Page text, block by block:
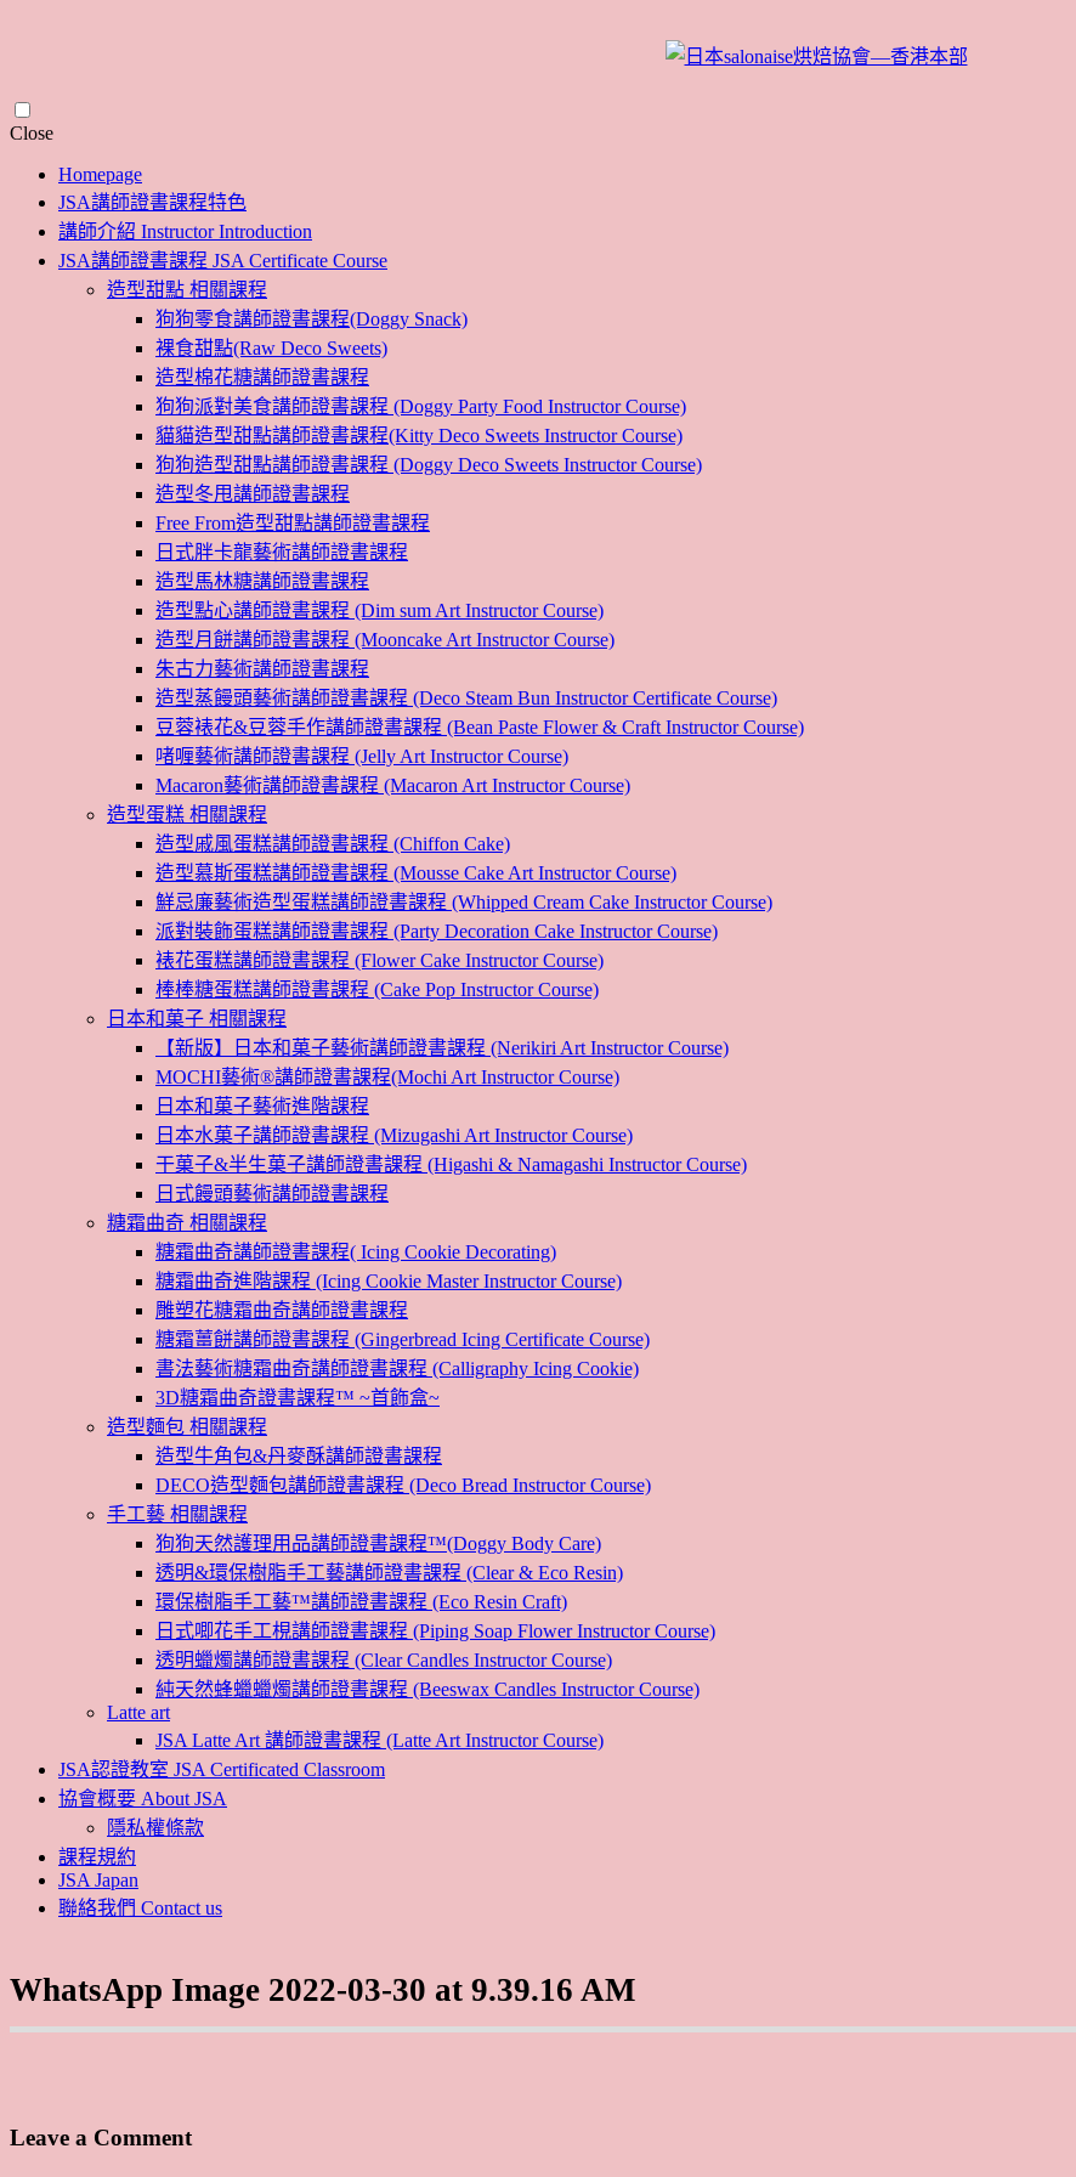
CloseSkip
content
Homepage
JSA講師證書課程特色
講師介紹 Instructor Introduction
JSA講師證書課程 JSA Certificate Course
造型甜點 相關課程
狗狗零食講師證書課程(Doggy Snack)
裸食甜點(Raw Deco Sweets)
造型棉花糖講師證書課程
狗狗派對美食講師證書課程 (Doggy Party Food Instructor Course)
貓貓造型甜點講師證書課程(Kitty Deco Sweets Instructor Course)
狗狗造型甜點講師證書課程 (Doggy Deco Sweets Instructor Course)
造型冬甩講師證書課程
Free From造型甜點講師證書課程
日式胖卡龍藝術講師證書課程
造型馬林糖講師證書課程
造型點心講師證書課程 (Dim sum Art Instructor Course)
造型月餅講師證書課程 (Mooncake Art Instructor Course)
朱古力藝術講師證書課程
造型蒸饅頭藝術講師證書課程 (Deco Steam Bun Instructor Certificate Course)
豆蓉裱花&豆蓉手作講師證書課程 (Bean Paste Flower & Craft Instructor Course)
啫喱藝術講師證書課程 (Jelly Art Instructor Course)
Macaron藝術講師證書課程 (Macaron Art Instructor Course)
造型蛋糕 相關課程
造型戚風蛋糕講師證書課程 (Chiffon Cake)
造型慕斯蛋糕講師證書課程 (Mousse Cake Art Instructor Course)
鮮忌廉藝術造型蛋糕講師證書課程 (Whipped Cream Cake Instructor Course)
派對裝飾蛋糕講師證書課程 (Party Decoration Cake Instructor Course)
裱花蛋糕講師證書課程 (Flower Cake Instructor Course)
棒棒糖蛋糕講師證書課程 (Cake Pop Instructor Course)
日本和菓子 相關課程
【新版】日本和菓子藝術講師證書課程 (Nerikiri Art Instructor Course)
MOCHI藝術®講師證書課程(Mochi Art Instructor Course)
日本和菓子藝術進階課程
日本水菓子講師證書課程 (Mizugashi Art Instructor Course)
干菓子&半生菓子講師證書課程 (Higashi & Namagashi Instructor Course)
日式饅頭藝術講師證書課程
糖霜曲奇 相關課程
糖霜曲奇講師證書課程( Icing Cookie Decorating)
糖霜曲奇進階課程 (Icing Cookie Master Instructor Course)
雕塑花糖霜曲奇講師證書課程
糖霜薑餅講師證書課程 (Gingerbread Icing Certificate Course)
書法藝術糖霜曲奇講師證書課程 (Calligraphy Icing Cookie)
3D糖霜曲奇證書課程™ ~首飾盒~
造型麵包 相關課程
造型牛角包&丹麥酥講師證書課程
DECO造型麵包講師證書課程 (Deco Bread Instructor Course)
手工藝 相關課程
狗狗天然護理用品講師證書課程™(Doggy Body Care)
透明&環保樹脂手工藝講師證書課程 (Clear & Eco Resin)
環保樹脂手工藝™講師證書課程 (Eco Resin Craft)
日式唧花手工梘講師證書課程 (Piping Soap Flower Instructor Course)
透明蠟燭講師證書課程 (Clear Candles Instructor Course)
純天然蜂蠟蠟燭講師證書課程 (Beeswax Candles Instructor Course)
Latte art
JSA Latte Art 講師證書課程 (Latte Art Instructor Course)
JSA認證教室 JSA Certificated Classroom
協會概要 About JSA
隱私權條款
課程規約
JSA Japan
聯絡我們 Contact us
WhatsApp Image 2022-03-30 at 9.39.16 AM
Leave a Comment